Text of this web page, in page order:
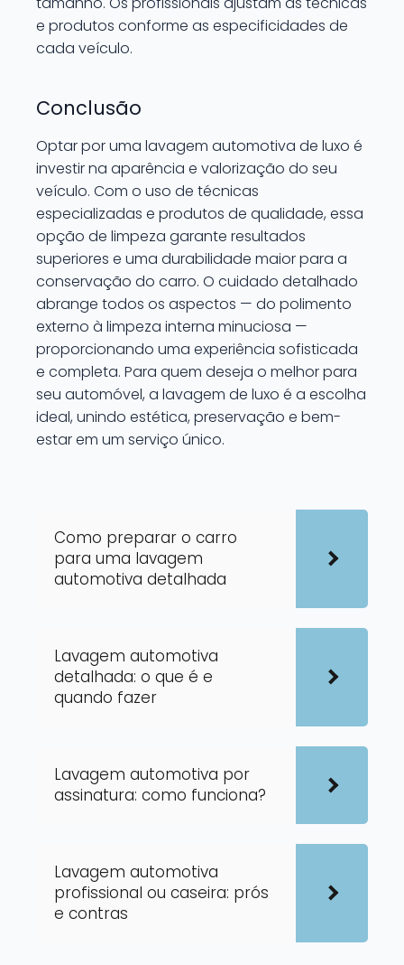
e produtos conforme as especificidades de
cada veículo.
Conclusão
Optar por uma lavagem automotiva de luxo é
investir na aparência e valorização do seu
veículo. Com o uso de técnicas
especializadas e produtos de qualidade, essa
opção de limpeza garante resultados
superiores e uma durabilidade maior para a
conservação do carro. O cuidado detalhado
abrange todos os aspectos — do polimento
externo à limpeza interna minuciosa —
proporcionando uma experiência sofisticada
e completa. Para quem deseja o melhor para
seu automóvel, a lavagem de luxo é a escolha
ideal, unindo estética, preservação e bem-
estar em um serviço único.
Como preparar o carro
para uma lavagem
automotiva detalhada
Lavagem automotiva
detalhada: o que é e
quando fazer
Lavagem automotiva por
assinatura: como funciona?
Lavagem automotiva
profissional ou caseira: prós
e contras